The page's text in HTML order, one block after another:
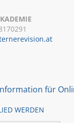
für
WERDEN